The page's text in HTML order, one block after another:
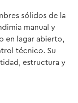
sólidos de la
manual y
en lagar abierto,
técnico. Su
estructura y